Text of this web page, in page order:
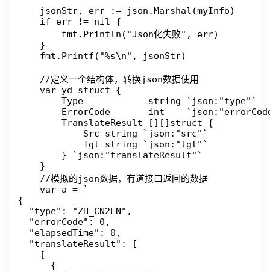
    jsonStr, err := json.Marshal(myInfo)
    if err != nil {
        fmt.Println("Json化失败", err)
    }
    fmt.Printf("%s\n", jsonStr)
    //定义一个结构体，转换json数据使用
    var yd struct {
        Type            string `json:"type"`
ErrorCode       int
        TranslateResult [][]struct {
            Src string `json:"src"`
            Tgt string `json:"tgt"`
        } `json:"translateResult"`
    }
    //模拟的json数据，有道接口返回的数据
    var a = `
{
  "type": "ZH_CN2EN",
  "errorCode": 0,
  "elapsedTime": 0,
  "translateResult": [
    [
      {